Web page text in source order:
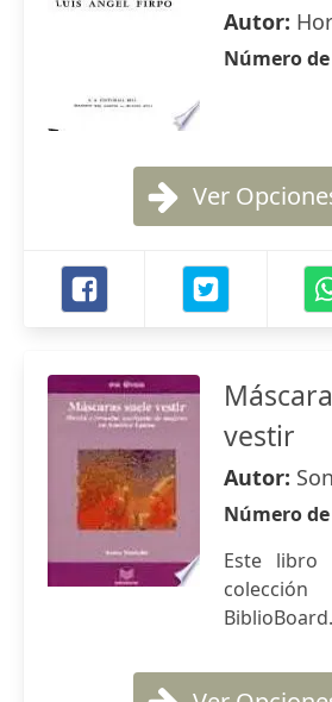
Autor:
Número
Ver
vestir
Autor:
Número
Este
BiblioBoard.